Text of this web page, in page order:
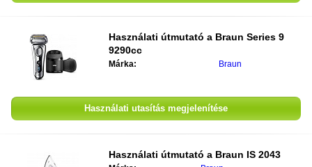
Használati útmutató a Braun Series 9
9290cc
Márka: Braun
Használati utasítás megjelenítése
Használati útmutató a Braun IS 2043